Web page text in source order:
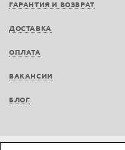
ГАРАНТИЯ И ВОЗВРАТ
ДОСТАВКА
ОПЛАТА
ВАКАНСИИ
БЛОГ